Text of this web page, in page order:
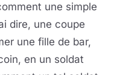
une simple
dire, une coupe
une fille de bar,
en un soldat